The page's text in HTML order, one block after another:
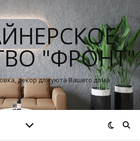
"ФРОНТ"
декор для уюта Вашего дома